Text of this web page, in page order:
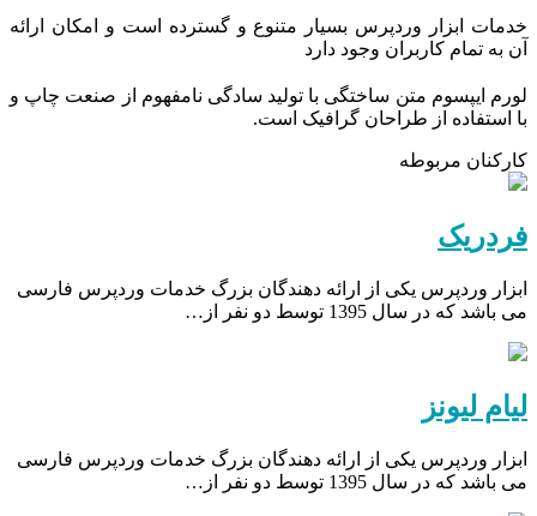
خدمات ابزار وردپرس بسیار متنوع و گسترده است و امکان ارائه
آن به تمام کاربران وجود دارد
لورم ایپسوم متن ساختگی با تولید سادگی نامفهوم از صنعت چاپ و
با استفاده از طراحان گرافیک است.
کارکنان مربوطه
فردریک
ابزار وردپرس یکی از ارائه دهندگان بزرگ خدمات وردپرس فارسی
می باشد که در سال 1395 توسط دو نفر از…
لیام لیونز
ابزار وردپرس یکی از ارائه دهندگان بزرگ خدمات وردپرس فارسی
می باشد که در سال 1395 توسط دو نفر از…